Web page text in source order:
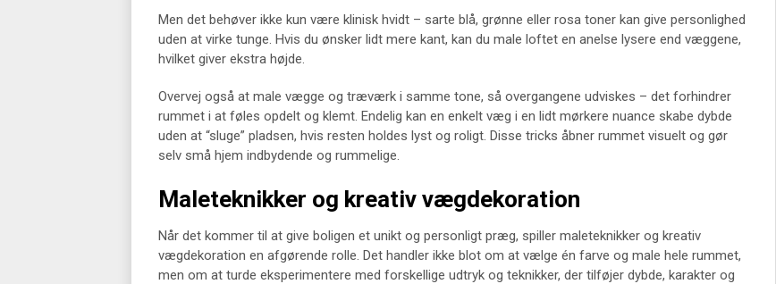
Men det behøver ikke kun være klinisk hvidt – sarte blå, grønne eller rosa toner kan give personlighed
uden at virke tunge. Hvis du ønsker lidt mere kant, kan du male loftet en anelse lysere end væggene,
hvilket giver ekstra højde.
Overvej også at male vægge og træværk i samme tone, så overgangene udviskes – det forhindrer
rummet i at føles opdelt og klemt. Endelig kan en enkelt væg i en lidt mørkere nuance skabe dybde
uden at “sluge” pladsen, hvis resten holdes lyst og roligt. Disse tricks åbner rummet visuelt og gør
selv små hjem indbydende og rummelige.
Maleteknikker og kreativ vægdekoration
Når det kommer til at give boligen et unikt og personligt præg, spiller maleteknikker og kreativ
vægdekoration en afgørende rolle. Det handler ikke blot om at vælge én farve og male hele rummet,
men om at turde eksperimentere med forskellige udtryk og teknikker, der tilføjer dybde, karakter og